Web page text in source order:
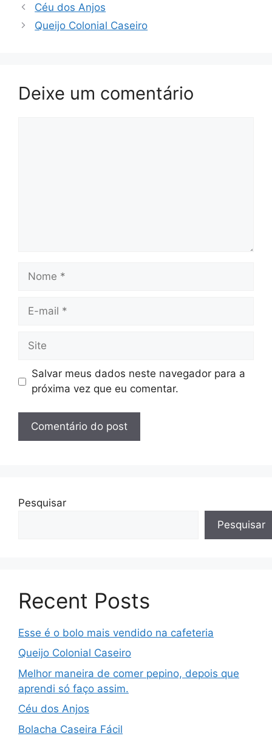
Céu dos Anjos
Queijo Colonial Caseiro
Deixe um comentário
Nome
Site
Salvar meus dados neste navegador para a
próxima vez que eu comentar.
Pesquisar
Pesquisar
Recent Posts
Esse é o bolo mais vendido na cafeteria
Queijo Colonial Caseiro
Melhor maneira de comer pepino, depois que
aprendi só faço assim.
Céu dos Anjos
Bolacha Caseira Fácil